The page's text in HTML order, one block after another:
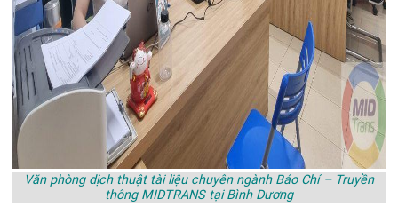
Văn phòng dịch thuật tài liệu chuyên ngành Báo Chí – Truyền
thông MIDTRANS tại Bình Dương